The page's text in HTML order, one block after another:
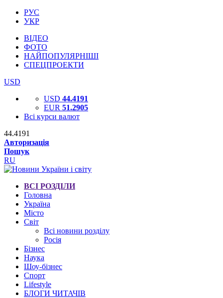
РУС
УКР
ВІДЕО
ФОТО
НАЙПОПУЛЯРНІШІ
СПЕЦПРОЕКТИ
USD
USD 44.4191
EUR 51.2905
Всі курси валют
44.4191
Авторизація
Пошук
RU
ВСІ РОЗДІЛИ
Головна
Україна
Місто
Світ
Всі новини розділу
Росія
Бізнес
Наука
Шоу-бізнес
Спорт
Lifestyle
БЛОГИ ЧИТАЧІВ